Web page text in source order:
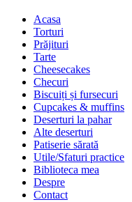
Acasa
Torturi
Prăjituri
Tarte
Cheesecakes
Checuri
Biscuiți și fursecuri
Cupcakes & muffins
Deserturi la pahar
Alte deserturi
Patiserie sărată
Utile/Sfaturi practice
Biblioteca mea
Despre
Contact